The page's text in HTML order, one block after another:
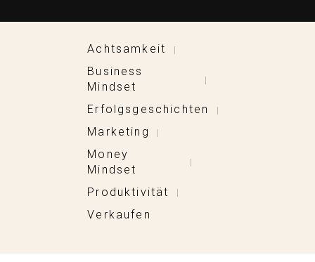
Achtsamkeit |
Business
Mindset
|
Erfolgsgeschichten |
Marketing |
Money
Mindset
|
Produktivität |
Verkaufen